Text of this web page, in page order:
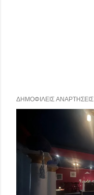
ΔΗΜΟΦΙΛΕΊΣ ΑΝΑΡΤΉΣΕΙΣ